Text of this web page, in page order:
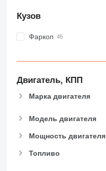
Кузов
Фаркоп
Двигатель, КПП
Марка двигателя
Модель двигателя
Мощность двигателя
Топливо